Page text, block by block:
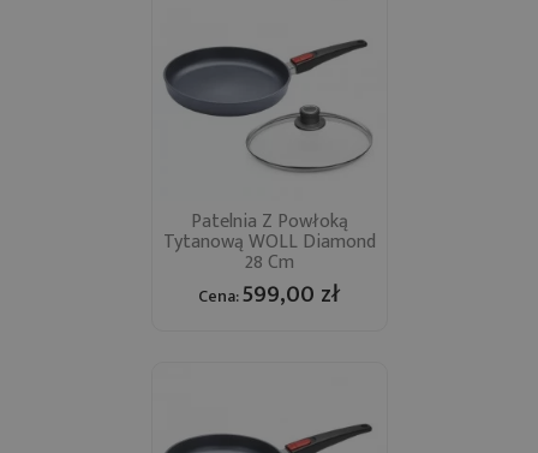
Patelnia Z Powłoką
Tytanową WOLL Diamond
28 Cm
Cena:599,00 zł